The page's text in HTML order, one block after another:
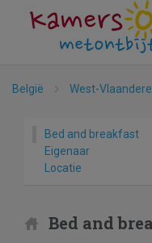
België West-
Bed and breakfast
Eigenaar
Locatie
Bed and